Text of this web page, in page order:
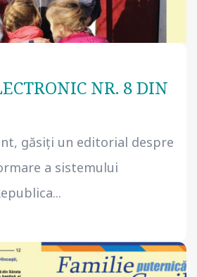
NR. 8 DIN
găsiţi un editorial despre
a sistemului